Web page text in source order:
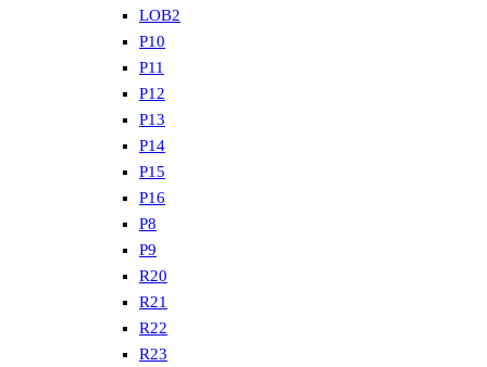
LOB2
P10
P11
P12
P13
P14
P15
P16
P8
P9
R20
R21
R22
R23